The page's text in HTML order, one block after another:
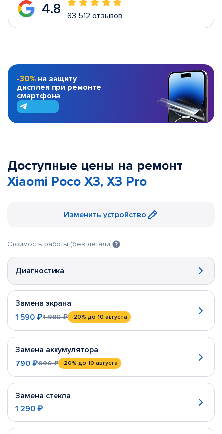
4.8 83 512 отзывов
-30% на защиту
дисплея при ремонте
смартфона
Доступные цены на ремонт
Xiaomi Poco X3, X3 Pro
Изменить устройство
Стоимость работы (без детали)
Диагностика
Замена экрана
1 590 ₽1 990 ₽ -20% до 10 августа
Замена аккумулятора
790 ₽990 ₽ -20% до 10 августа
Замена стекла
1 290 ₽